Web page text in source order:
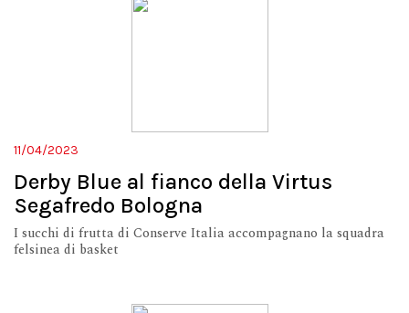
11/04/2023
Derby Blue al fianco della Virtus
Segafredo Bologna
I succhi di frutta di Conserve Italia accompagnano la squadra
felsinea di basket